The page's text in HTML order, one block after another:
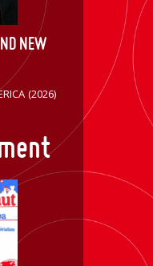
NEW
(2026)